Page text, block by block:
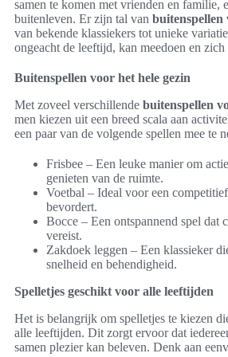
samen te komen met vrienden en familie,
buitenleven. Er zijn tal van buitenspellen
van bekende klassiekers tot unieke
ongeacht de leeftijd, kan meedoen en
Buitenspellen voor het hele gezin
Met zoveel verschillende buitenspellen
men kiezen uit een breed scala aan
een paar van de volgende spellen mee te
Frisbee – Een leuke manier om
genieten van de ruimte.
Voetbal – Ideal voor een
bevordert.
Bocce – Een ontspannend spel dat
vereist.
Zakdoek leggen – Een klassieker
snelheid en behendigheid.
Spelletjes geschikt voor alle leeftijden
Het is belangrijk om spelletjes te kiezen
alle leeftijden. Dit zorgt ervoor dat
samen plezier kan beleven. Denk aan